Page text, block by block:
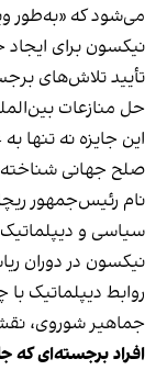
می‌شود که «به‌طور
نیکسون برای ایجاد
تأیید تلاش‌های
حل منازعات
این جایزه نه تنها
صلح جهانی شناخته
نام رئیس‌جمهور
سیاسی و
نیکسون در دوران
روابط دیپلماتیک
جماهیر شوروی،
افراد برجسته‌ای که